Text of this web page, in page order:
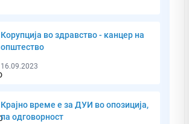
Корупција во здравство - канцер на
општество
16.09.2023
Крајно време е за ДУИ во опозиција,
па одговорност